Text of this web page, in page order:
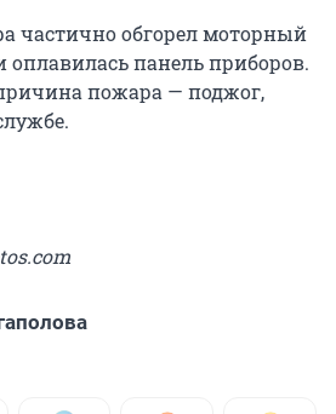
частично обгорел моторный
оплавилась панель приборов.
пожара — поджог,